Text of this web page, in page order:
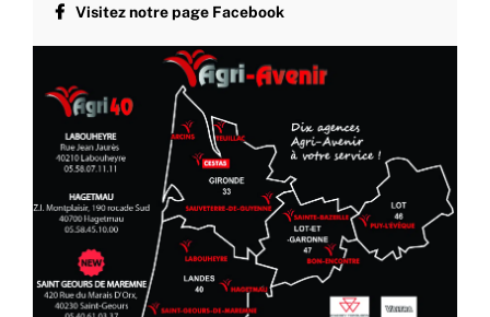
Visitez notre page Facebook